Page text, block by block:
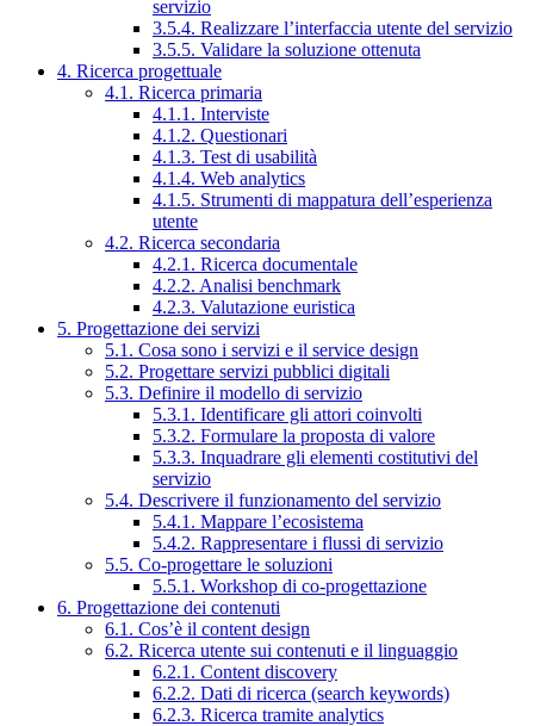
servizio
3.5.4. Realizzare l’interfaccia utente del servizio
3.5.5. Validare la soluzione ottenuta
4. Ricerca progettuale
4.1. Ricerca primaria
4.1.1. Interviste
4.1.2. Questionari
4.1.3. Test di usabilità
4.1.4. Web analytics
4.1.5. Strumenti di mappatura dell’esperienza
utente
4.2. Ricerca secondaria
4.2.1. Ricerca documentale
4.2.2. Analisi benchmark
4.2.3. Valutazione euristica
5. Progettazione dei servizi
5.1. Cosa sono i servizi e il service design
5.2. Progettare servizi pubblici digitali
5.3. Definire il modello di servizio
5.3.1. Identificare gli attori coinvolti
5.3.2. Formulare la proposta di valore
5.3.3. Inquadrare gli elementi costitutivi del
servizio
5.4. Descrivere il funzionamento del servizio
5.4.1. Mappare l’ecosistema
5.4.2. Rappresentare i flussi di servizio
5.5. Co-progettare le soluzioni
5.5.1. Workshop di co-progettazione
6. Progettazione dei contenuti
6.1. Cos’è il content design
6.2. Ricerca utente sui contenuti e il linguaggio
6.2.1. Content discovery
6.2.2. Dati di ricerca (search keywords)
6.2.3. Ricerca tramite analytics